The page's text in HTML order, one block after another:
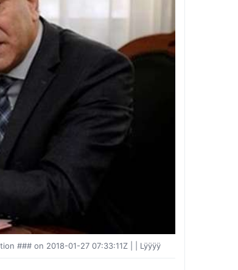
### on 2018-01-27 07:33:11Z | | Lÿÿÿÿ